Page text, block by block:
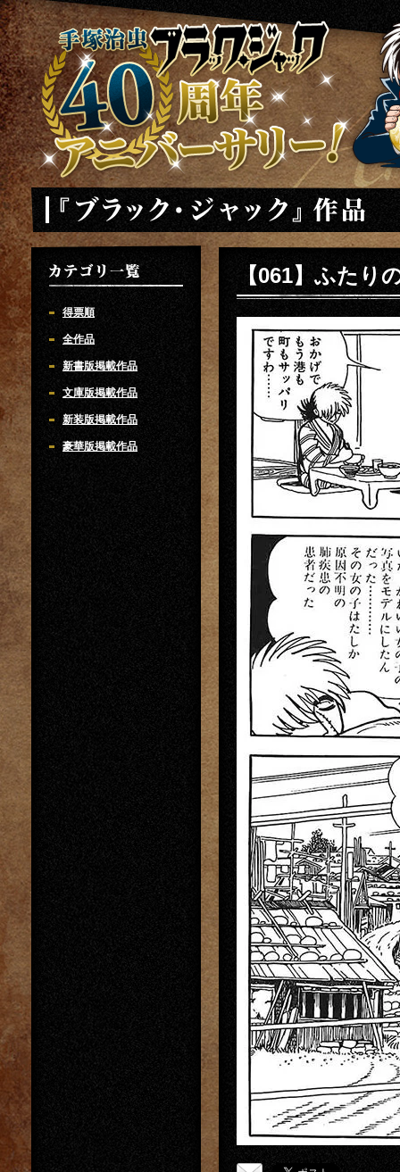
手塚治虫 ブラックジャック 40周年アニバーサリー
「ブラック・ジャック」
得票順
全作品
新書版掲載作品
文庫版掲載作品
新装版掲載作品
豪華版掲載作品
【061】ふたり